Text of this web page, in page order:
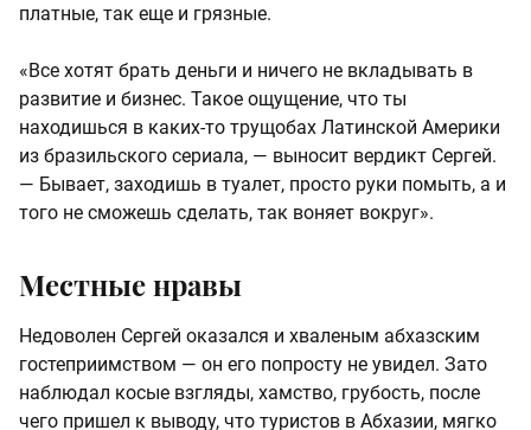
платные, так еще и грязные.
«Все хотят брать деньги и ничего не вкладывать в
развитие и бизнес. Такое ощущение, что ты
находишься в каких-то трущобах Латинской Америки
из бразильского сериала, — выносит вердикт Сергей.
— Бывает, заходишь в туалет, просто руки помыть, а и
того не сможешь сделать, так воняет вокруг».
Местные нравы
Недоволен Сергей оказался и хваленым абхазским
гостеприимством — он его попросту не увидел. Зато
наблюдал косые взгляды, хамство, грубость, после
чего пришел к выводу, что туристов в Абхазии, мягко